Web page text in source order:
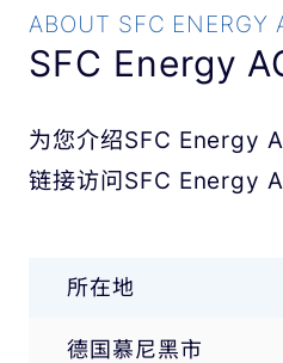
ABOUT SFC ENERGY
SFC Energy
为您介绍SFC Energy
链接访问SFC Energy
所在地
德国慕尼黑市